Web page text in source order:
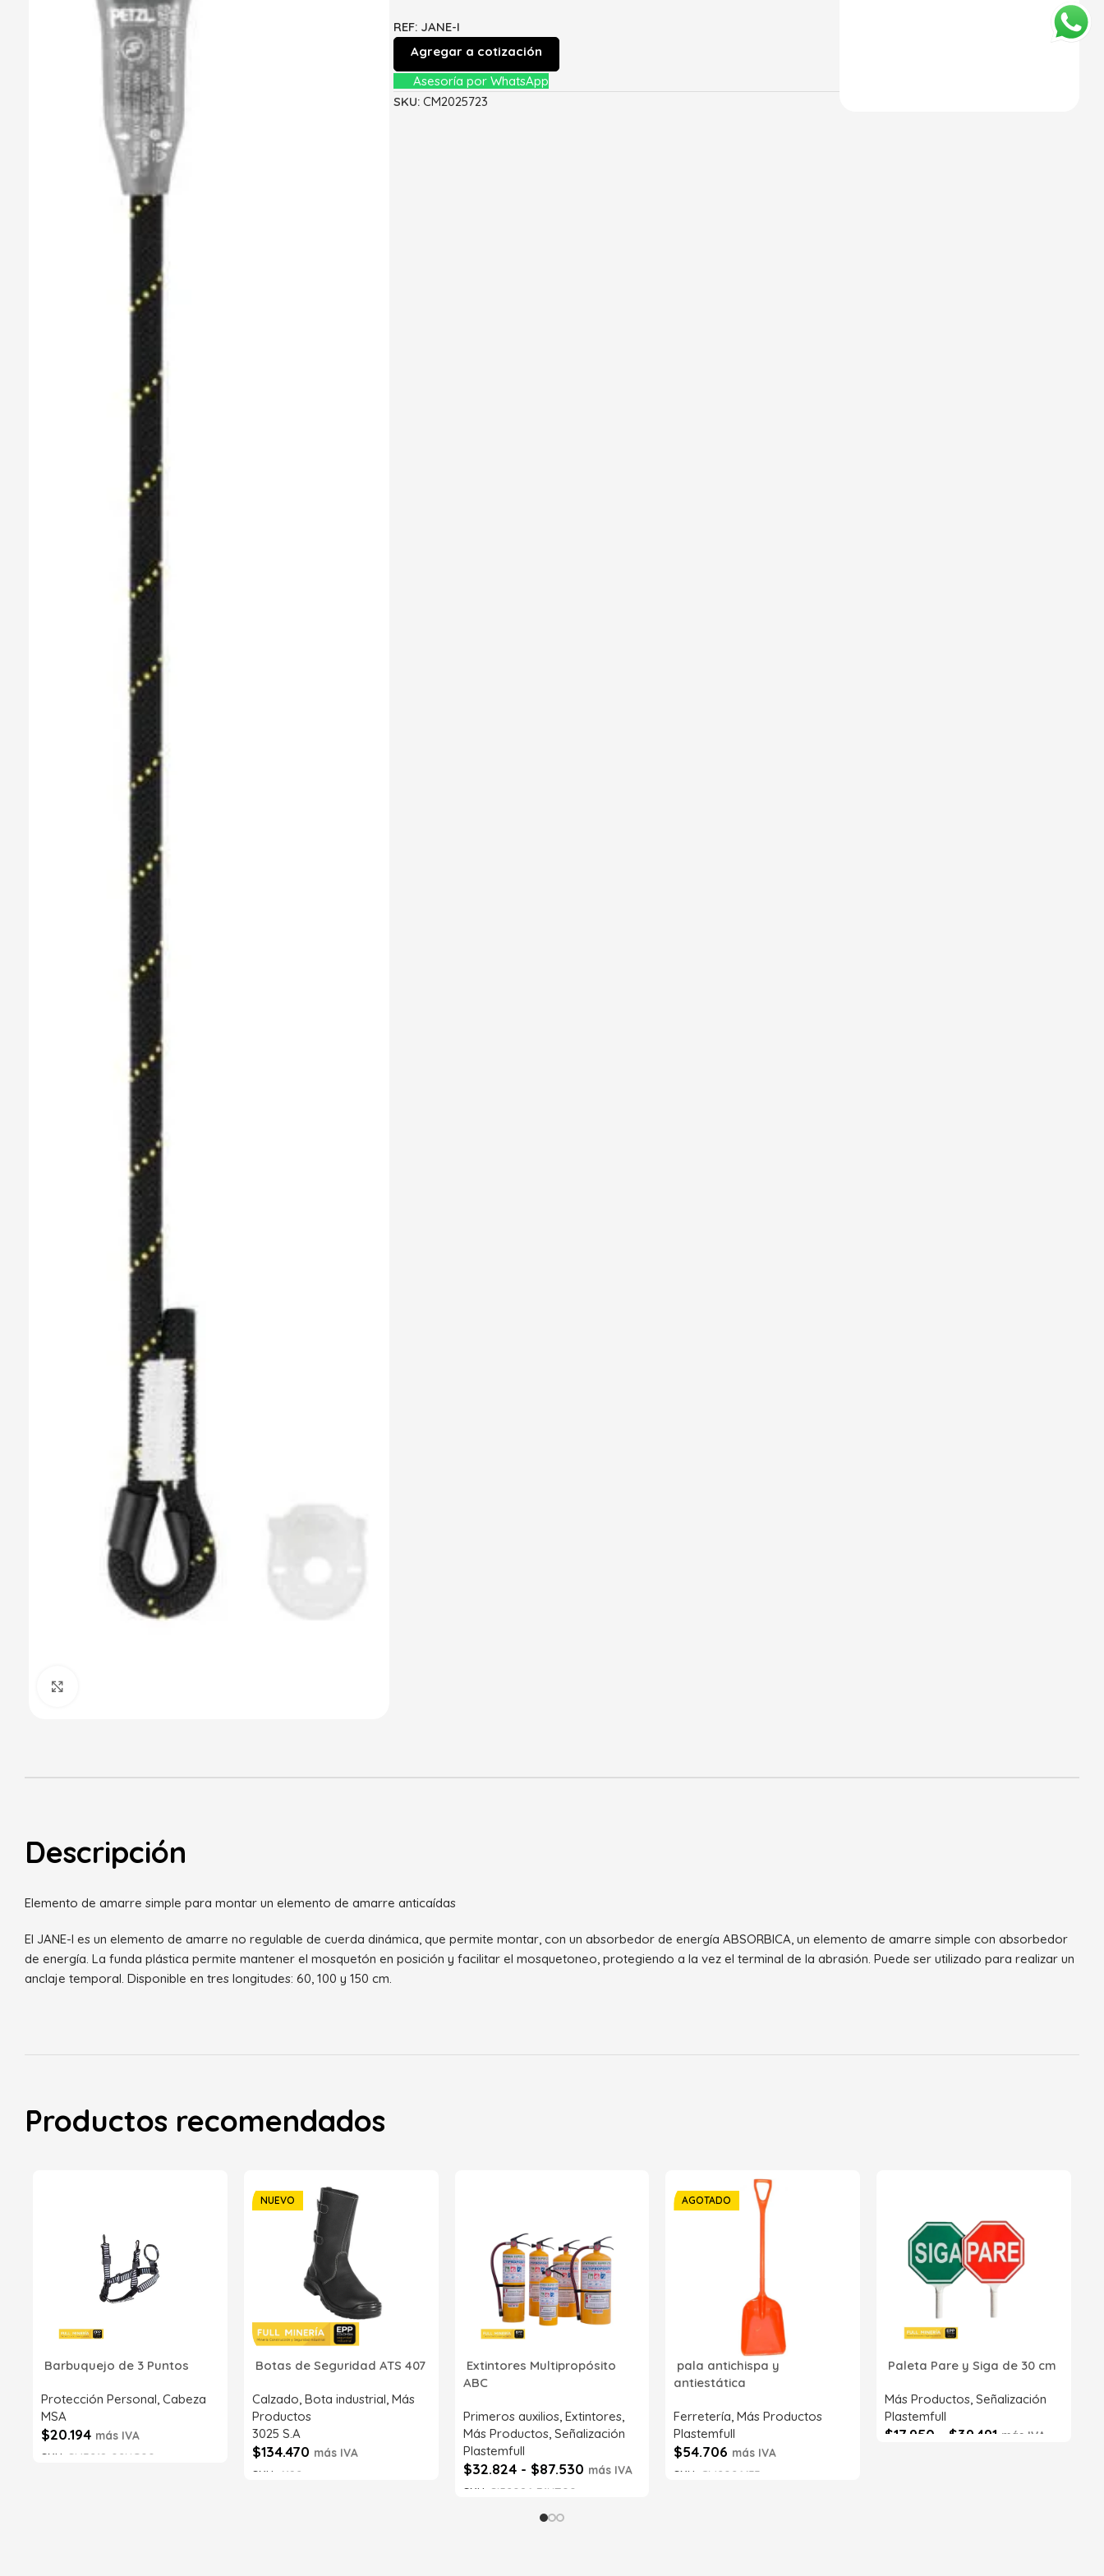
REF: JANE-I
Agregar a cotización
Asesoría por WhatsApp
SKU:CM2025723
Descripción
Elemento de amarre simple para montar un elemento de amarre anticaídas
El JANE-I es un elemento de amarre no regulable de cuerda dinámica, que permite montar, con un absorbedor de energía ABSORBICA, un elemento de amarre simple con absorbedor
de energía. La funda plástica permite mantener el mosquetón en posición y facilitar el mosquetoneo, protegiendo a la vez el terminal de la abrasión. Puede ser utilizado para realizar un
anclaje temporal. Disponible en tres longitudes: 60, 100 y 150 cm.
Productos recomendados
Barbuquejo de 3 Puntos
Protección Personal, Cabeza
MSA
$20.194 más IVA
SKU: SI43218-02NG00
NUEVO
Botas de Seguridad ATS 407
Calzado, Bota industrial, Más
Productos
3025 S.A
$134.470 más IVA
SKU:
6192
Extintores Multipropósito
ABC
Primeros auxilios, Extintores,
Más Productos, Señalización
Plastemfull
$32.824 - $87.530 más IVA
SKU: SI52086-71NT00
Seleccionar opciones
AGOTADO
pala antichispa y
antiestática
Ferretería,Más Productos
Plastemfull
$54.706 más IVA
SKU:
CM2026633
Paleta Pare y Siga de 30 cm
Más Productos,Señalización
Plastemfull
$17.950 $39.491 más IVA